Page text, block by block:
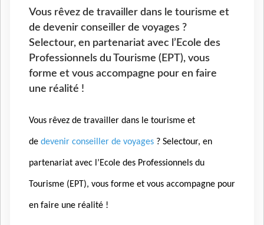
Vous rêvez de travailler dans le tourisme et
de devenir conseiller de voyages ?
Selectour, en partenariat avec l’Ecole des
Professionnels du Tourisme (EPT), vous
forme et vous accompagne pour en faire
une réalité !
Vous rêvez de travailler dans le tourisme et
de devenir conseiller de voyages ? Selectour, en
partenariat avec l’Ecole des Professionnels du
Tourisme (EPT), vous forme et vous accompagne pour
en faire une réalité !